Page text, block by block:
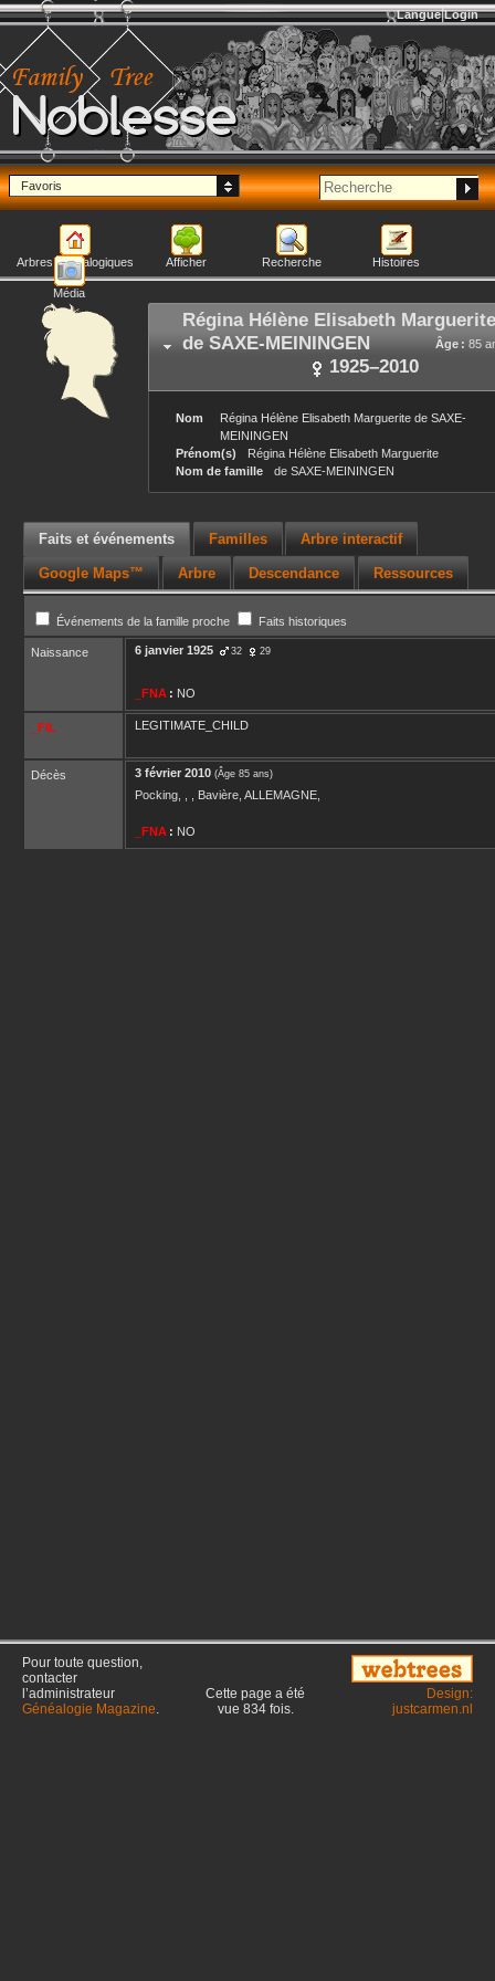
Noblesse
Langue Login
Favoris
Arbres généalogiques Afficher Recherche Histoires
Média
Régina Hélène Elisabeth Marguerite
de SAXE-MEININGEN
Âge : 85
1925–2010
Nom Régina Hélène Elisabeth Marguerite de SAXE-
MEININGEN
Prénom(s)
Régina Hélène Elisabeth Marguerite
Nom de famille
de SAXE-MEININGEN
Faits et événements Familles Arbre interactif
Google Maps™ Arbre Descendance Ressources
Événements de la famille proche Faits historiques
Naissance 6 janvier 1925 32 29
_FNA : NO
_FIL LEGITIMATE_CHILD
Décès 3 février 2010 (Âge 85 ans)
Pocking, , , Bavière, ALLEMAGNE,
_FNA : NO
Pour toute question,
contacter
l’administrateur
Généalogie Magazine.
Cette page a été
vue 834fois.
Design:
justcarmen.nl